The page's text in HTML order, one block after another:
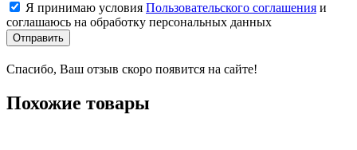
Я принимаю условия Пользовательского соглашения и
соглашаюсь на обработку персональных данных
Отправить
Спасибо, Ваш отзыв скоро появится на сайте!
Похожие товары